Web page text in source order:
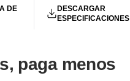
DE
DESCARGAR
ESPECIFICACIONES
paga menos